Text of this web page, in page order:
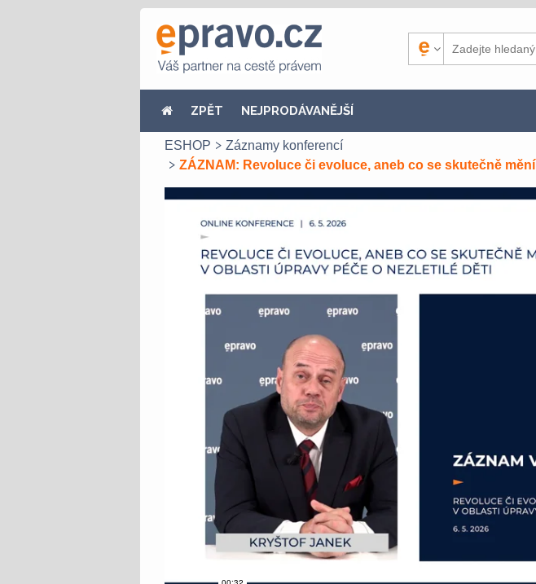
ZPĚT NEJPRODÁVANĚJŠÍ
ESHOP
Záznamy konferencí
ZÁZNAM: Revoluce či evoluce, aneb co se skutečně